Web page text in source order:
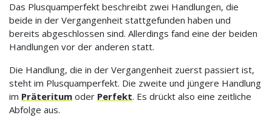
Das Plusquamperfekt beschreibt zwei Handlungen, die
beide in der Vergangenheit stattgefunden haben und
bereits abgeschlossen sind. Allerdings fand eine der beiden
Handlungen vor der anderen statt.
Die Handlung, die in der Vergangenheit zuerst passiert ist,
steht im Plusquamperfekt. Die zweite und jüngere Handlung
im Präteritum oder Perfekt. Es drückt also eine zeitliche
Abfolge aus.